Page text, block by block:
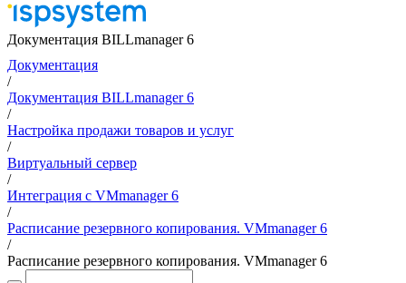
Документация BILLmanager 6
Документация
/
Документация BILLmanager 6
/
Настройка продажи товаров и услуг
/
Виртуальный сервер
/
Интеграция с VMmanager 6
/
Расписание резервного копирования. VMmanager 6
/
Расписание резервного копирования. VMmanager 6